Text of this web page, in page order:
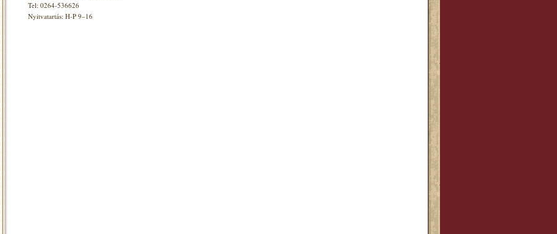
Tel: 0264-536626
Nyitvatartás: H-P 9–16